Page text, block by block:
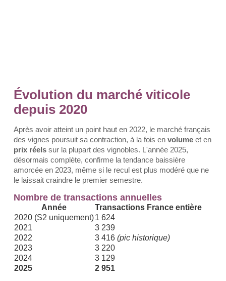
Évolution du marché viticole
depuis 2020
Après avoir atteint un point haut en 2022, le marché français
des vignes poursuit sa contraction, à la fois en volume et en
prix réels sur la plupart des vignobles. L'année 2025,
désormais complète, confirme la tendance baissière
amorcée en 2023, même si le recul est plus modéré que ne
le laissait craindre le premier semestre.
Nombre de transactions annuelles
Année
Transactions France entière
2020 (S2 uniquement)1 624
2021
3 239
2022
3 416 (pic historique)
2023
3 220
2024
3 129
2025
2 951